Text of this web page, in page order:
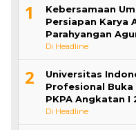
1
Kebersamaan
Persiapan Karya
Parahyangan
Di Headline
2
Universitas
Profesional
PKPA Angkatan I
Di Headline